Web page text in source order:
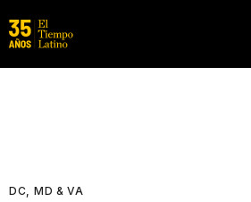
DC, MD & VA